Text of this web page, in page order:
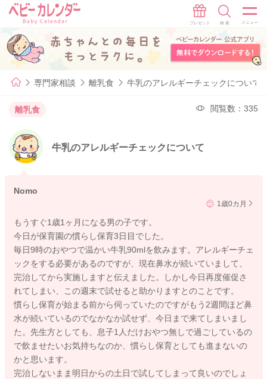
専門家相談 離乳食 牛乳のアレルギーチェックについて
離乳食 閲覧数：335
牛乳のアレルギーチェックについて
Nomo
1歳0カ月
もうすぐ1歳1ヶ月になる男の子です。
今日が保育園の慣らし保育3日目でした。
毎日9時のおやつで温かい牛乳90mlを飲みます。アレルギーチェ
ックをする必要があるのですが、現在鼻水が続いていまして、
完治してから実施しますと伝えました。しかし今日再度催促さ
れてしまい、この週末で試せると助かりますとのことです。
慣らし保育が始まる前から伺っていたのですがもう2週間ほど鼻
水が続いているのでなかなか試せず、今日まで来てしまいまし
た。先生方としても、息子1人だけおやつ無しで過ごしているの
で飲ませたいお気持ちなのか、慣らし保育としても進まないの
かと思います。
完治しないまま明日からの土日で試してしまって良いのでしょ